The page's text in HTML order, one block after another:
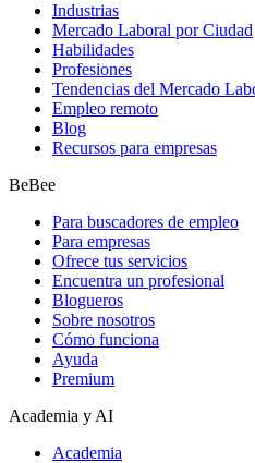
Industrias
Mercado Laboral por Ciudad
Habilidades
Profesiones
Tendencias del Mercado
Empleo remoto
Blog
Recursos para empresas
BeBee
Para buscadores de empleo
Para empresas
Ofrece tus servicios
Encuentra un profesional
Blogueros
Sobre nosotros
Cómo funciona
Ayuda
Premium
Academia y AI
Academia